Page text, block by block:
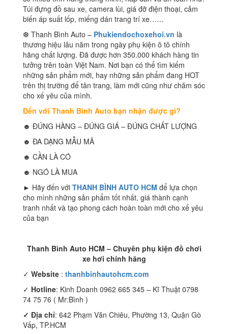
Túi đựng đồ sau xe, camera lùi, giá đỡ điện thoại, cảm
biến áp suất lốp, miếng dán trang trí xe……
❆ Thanh Bình Auto – Phukiendochoxehoi.vn là
thương hiệu lâu năm trong ngày phụ kiện ô tô chính
hãng chất lượng. Đã được hơn 350.000 khách hàng tin
tưởng trên toàn Việt Nam. Nơi bạn có thể tìm kiếm
những sản phẩm mới, hay những sản phẩm đang HOT
trên thị trường để tân trang, làm mới cũng như chăm sóc
cho xế yêu của mình.
Đến với Thanh Bình Auto bạn nhận được gì?
☻ ĐÚNG HÀNG – ĐÚNG GIÁ – ĐÚNG CHẤT LƯỢNG
☻ ĐA DẠNG MẪU MÃ
☻ CẦN LÀ CÓ
☻ NGÓ LÀ MUA
► Hãy đến với THANH BÌNH AUTO HCM để lựa chọn
cho mình những sản phẩm tốt nhất, giá thành cạnh
tranh nhất và tạo phong cách hoàn toàn mới cho xế yêu
của bạn
Thanh Bình Auto HCM – Chuyên phụ kiện đồ chơi
xe hơi chính hãng
✓ Website : thanhbinhautohcm.com
✓ Hotline: Kinh Doanh 0962 665 345 – Kĩ Thuật 0798
74 75 76 ( Mr:Bình )
✓ Địa chỉ: 642 Phạm Văn Chiêu, Phường 13, Quận Gò
Vấp, TP.HCM